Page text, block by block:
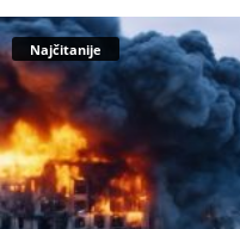
Najčitanije